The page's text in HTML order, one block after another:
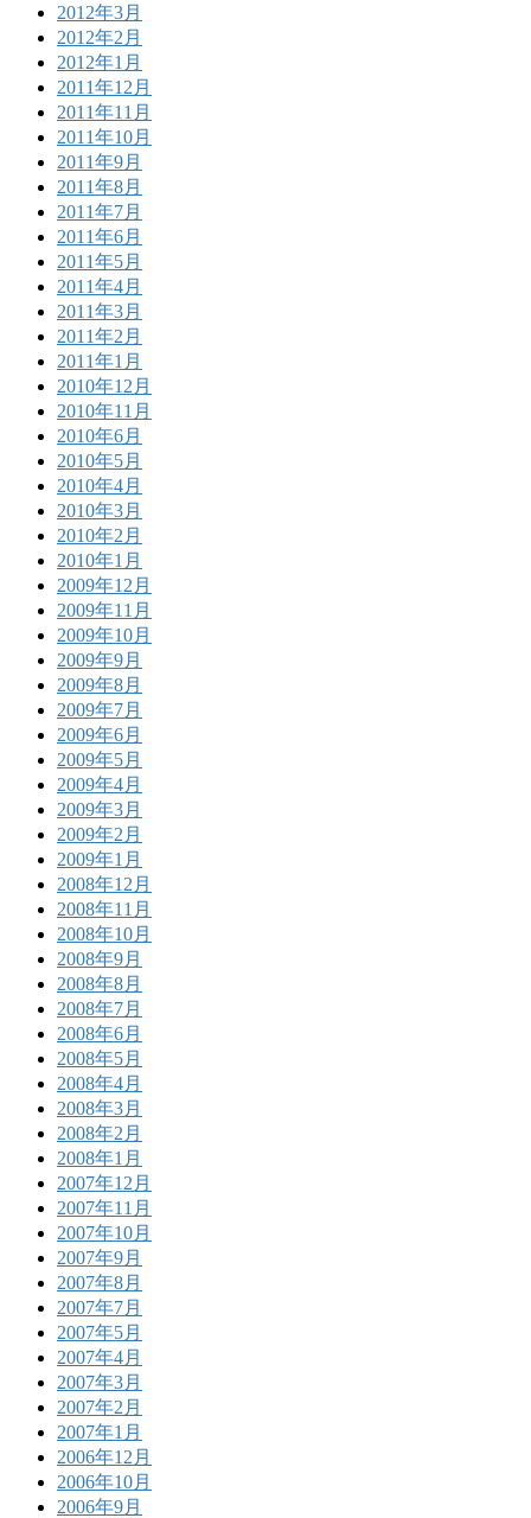
2012年3月
2012年2月
2012年1月
2011年12月
2011年11月
2011年10月
2011年9月
2011年8月
2011年7月
2011年6月
2011年5月
2011年4月
2011年3月
2011年2月
2011年1月
2010年12月
2010年11月
2010年6月
2010年5月
2010年4月
2010年3月
2010年2月
2010年1月
2009年12月
2009年11月
2009年10月
2009年9月
2009年8月
2009年7月
2009年6月
2009年5月
2009年4月
2009年3月
2009年2月
2009年1月
2008年12月
2008年11月
2008年10月
2008年9月
2008年8月
2008年7月
2008年6月
2008年5月
2008年4月
2008年3月
2008年2月
2008年1月
2007年12月
2007年11月
2007年10月
2007年9月
2007年8月
2007年7月
2007年5月
2007年4月
2007年3月
2007年2月
2007年1月
2006年12月
2006年10月
2006年9月